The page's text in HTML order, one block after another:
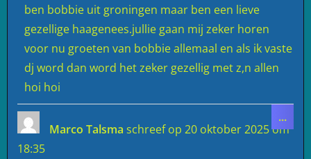
ben bobbie uit groningen maar ben een lieve
gezellige haagenees.jullie gaan mij zeker horen
voor nu groeten van bobbie allemaal en als ik vaste
dj word dan word het zeker gezellig met z,n allen
hoi hoi
Marco Talsma schreef op 20 oktober 2025om
18:35
...
deze